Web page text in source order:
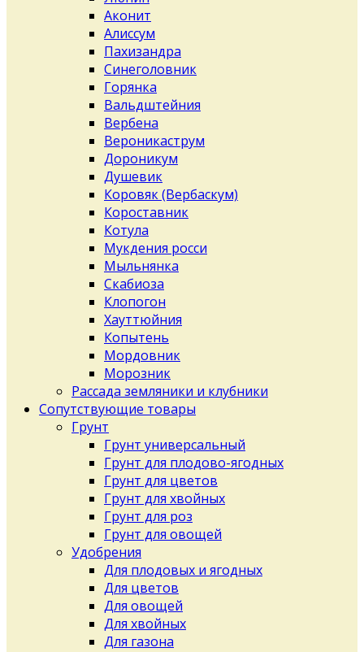
Аконит
Алиссум
Пахизандра
Синеголовник
Горянка
Вальдштейния
Вербена
Вероникаструм
Дороникум
Душевик
Коровяк (Вербаскум)
Короставник
Котула
Мукдения росси
Мыльнянка
Скабиоза
Клопогон
Хауттюйния
Копытень
Мордовник
Морозник
Рассада земляники и клубники
Сопутствующие товары
Грунт
Грунт универсальный
Грунт для плодово-ягодных
Грунт для цветов
Грунт для хвойных
Грунт для роз
Грунт для овощей
Удобрения
Для плодовых и ягодных
Для цветов
Для овощей
Для хвойных
Для газона